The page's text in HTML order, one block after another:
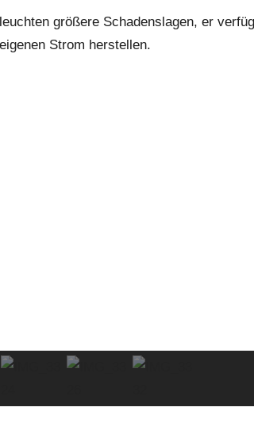
größere Schadenslagen, er
Strom herstellen.